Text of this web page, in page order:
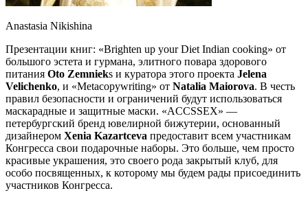
Anastasia Nikishina
Презентации книг: «Brighten up your Diet Indian cooking» от
большого эстета и гурмана, элитного повара здорового
питания Oto Zemnieks и куратора этого проекта Jelena
Velichenko, и «Metacopywriting» от Natalia Maiorova. В честь
правил безопасности и ограничений будут использоваться
маскарадные и защитные маски. «ACCSSEX» —
петербургский бренд ювелирной бижутерии, основанный
дизайнером Xenia Kazartceva предоставит всем участникам
Конгресса свои подарочные наборы. Это больше, чем просто
красивые украшения, это своего рода закрытый клуб, для
особо посвященных, к которому мы будем рады присоединить
участников Конгресса.